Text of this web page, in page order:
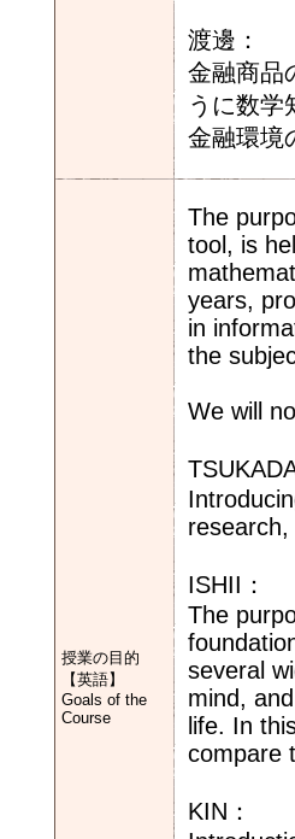
渡邊：
金融商品
うに数学
金融環境
授業の目的
【英語】
Goals of the
Course
The
tool, is
years,
in
the
We will
ISHII：
The
several
mind,
life. In
compare
KIN：